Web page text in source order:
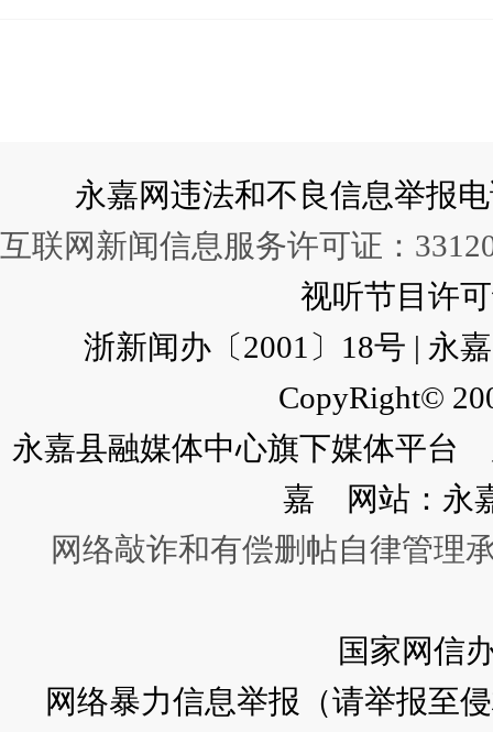
永嘉网违法和不良信息举报
互联网新闻信息服务许可证：
视听节目许
浙新闻办〔2001〕18号 | 永
CopyRight©
永嘉县融媒体中心旗下媒体平
嘉 网站：永
网络敲诈和有偿删帖自律管理
国家网信
网络暴力信息举报（请举报至